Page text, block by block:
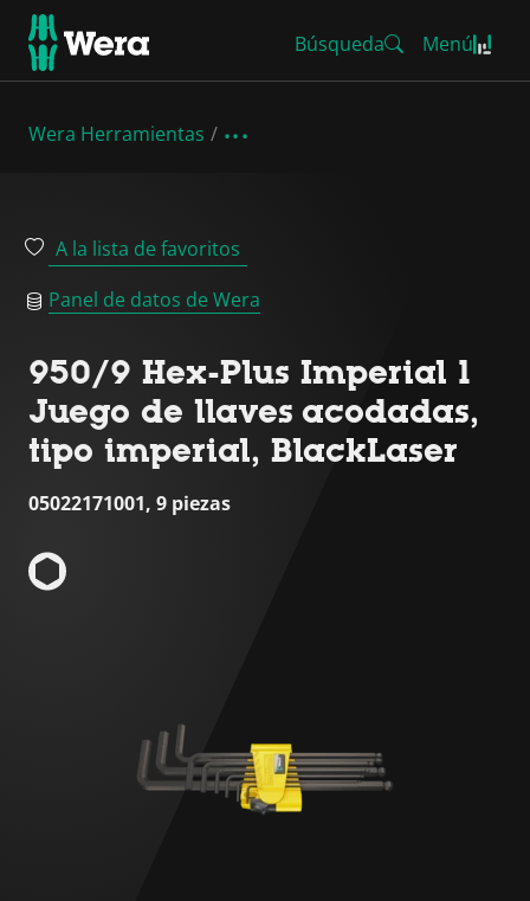
Búsqueda Menú
Wera Herramientas
A la lista de favoritos
Panel de datos de Wera
950/9 Hex-Plus Imperial 1
Juego de llaves acodadas,
tipo imperial, BlackLaser
05022171001, 9 piezas